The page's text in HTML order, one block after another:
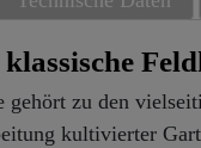
gehört zu den
kultivierter